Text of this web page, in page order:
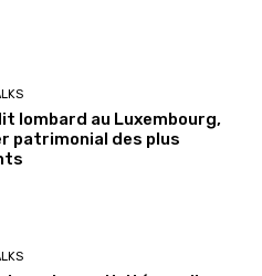
lombard au Luxembourg,
patrimonial des plus